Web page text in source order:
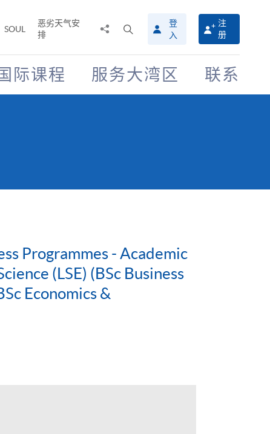
SOUL
恶劣天气安
排
搜
寻
介
面
登
入
注
册
际课程 服务大湾区 联系
Programmes - Academic
(LSE) (BSc Business
Economics &